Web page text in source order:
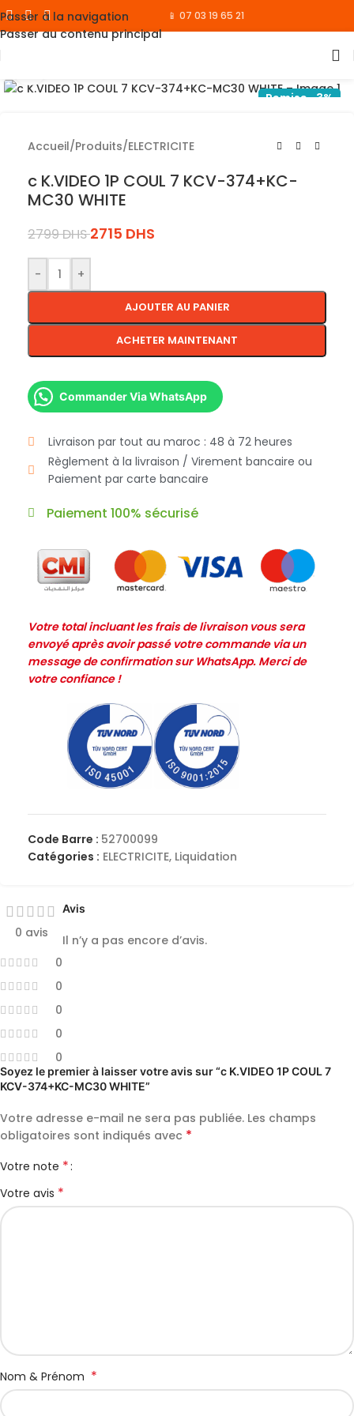
Passer à la navigation
Passer au contenu principal
📱 07 03 19 65 21
Remise -3%
Accueil/Produits/ELECTRICITE
c K.VIDEO 1P COUL 7 KCV-374+KC-
MC30 WHITE
2799DHS 2715 DHS
- +
AJOUTER AU PANIER
ACHETER MAINTENANT
Commander Via WhatsApp
Livraison par tout au maroc : 48 à 72 heures
Règlement à la livraison / Virement bancaire ou
Paiement par carte bancaire
Paiement 100% sécurisé
Votre total incluant les frais de livraison vous sera
envoyé après avoir passé votre commande via un
message de confirmation sur WhatsApp. Merci de
votre confiance !
Code Barre : 52700099
Catégories : ELECTRICITE, Liquidation
0 avis
0
0
0
0
0
Avis
Il n’y a pas encore d’avis.
Soyez le premier à laisser votre avis sur “c K.VIDEO 1P COUL 7
KCV-374+KC-MC30 WHITE”
Votre adresse e-mail ne sera pas publiée. Les champs
obligatoires sont indiqués avec *
Votre note *
Votre avis *
Nom & Prénom *